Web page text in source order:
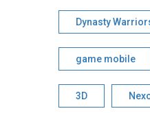
Dynasty
game mobile
3D